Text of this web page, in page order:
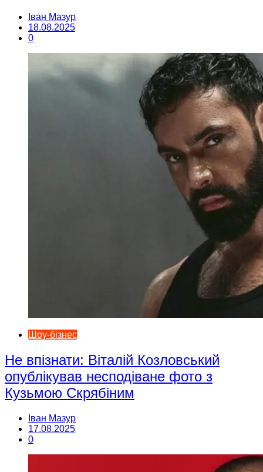
Іван Мазур
18.08.2025
0
Шоу-бізнес
Не впізнати: Віталій Козловський
опублікував несподіване фото з
Кузьмою Скрябіним
Іван Мазур
17.08.2025
0